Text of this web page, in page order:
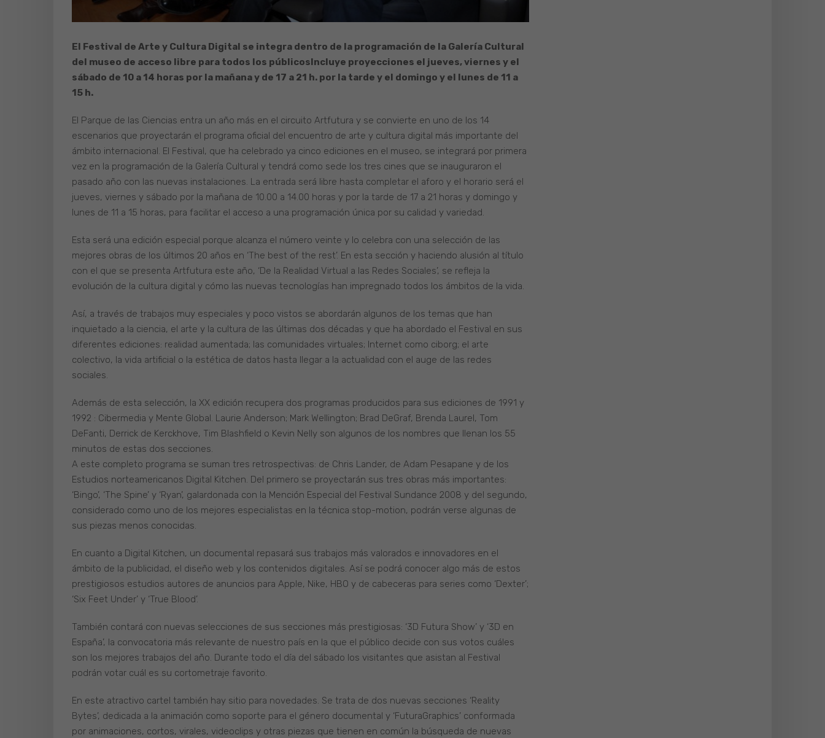
El Festival de Arte y Cultura Digital se integra dentro de la programación de la Galería Cultural
del museo de acceso libre para todos los públicos Incluye proyecciones el jueves, viernes y el
sábado de 10 a 14 horas por la mañana y de 17 a 21 h. por la tarde y el domingo y el lunes de 11 a
15 h.
El Parque de las Ciencias entra un año más en el circuito Artfutura y se convierte en uno de los 14
escenarios que proyectarán el programa oficial del encuentro de arte y cultura digital más importante del
ámbito internacional. El Festival, que ha celebrado ya cinco ediciones en el museo, se integrará por primera
vez en la programación de la Galería Cultural y tendrá como sede los tres cines que se inauguraron el
pasado año con las nuevas instalaciones. La entrada será libre hasta completar el aforo y el horario será el
jueves, viernes y sábado por la mañana de 10.00 a 14.00 horas y por la tarde de 17 a 21 horas y domingo y
lunes de 11 a 15 horas, para facilitar el acceso a una programación única por su calidad y variedad.
Esta será una edición especial porque alcanza el número veinte y lo celebra con una selección de las
mejores obras de los últimos 20 años en ‘The best of the rest’. En esta sección y haciendo alusión al título
con el que se presenta Artfutura este año, ‘De la Realidad Virtual a las Redes Sociales’, se refleja la
evolución de la cultura digital y cómo las nuevas tecnologías han impregnado todos los ámbitos de la vida.
Así, a través de trabajos muy especiales y poco vistos se abordarán algunos de los temas que han
inquietado a la ciencia, el arte y la cultura de las últimas dos décadas y que ha abordado el Festival en sus
diferentes ediciones: realidad aumentada; las comunidades virtuales; Internet como ciborg; el arte
colectivo, la vida artificial o la estética de datos hasta llegar a la actualidad con el auge de las redes
sociales.
Además de esta selección, la XX edición recupera dos programas producidos para sus ediciones de 1991 y
1992 : Cibermedia y Mente Global. Laurie Anderson; Mark Wellington; Brad DeGraf, Brenda Laurel, Tom
DeFanti, Derrick de Kerckhove, Tim Blashfield o Kevin Nelly son algunos de los nombres que llenan los 55
minutos de estas dos secciones.
A este completo programa se suman tres retrospectivas: de Chris Lander, de Adam Pesapane y de los
Estudios norteamericanos Digital Kitchen. Del primero se proyectarán sus tres obras más importantes:
‘Bingo’, ‘The Spine’ y ‘Ryan’, galardonada con la Mención Especial del Festival Sundance 2008 y del segundo,
considerado como uno de los mejores especialistas en la técnica stop-motion, podrán verse algunas de
sus piezas menos conocidas.
En cuanto a Digital Kitchen, un documental repasará sus trabajos más valorados e innovadores en el
ámbito de la publicidad, el diseño web y los contenidos digitales. Así se podrá conocer algo más de estos
prestigiosos estudios autores de anuncios para Apple, Nike, HBO y de cabeceras para series como ‘Dexter’;
‘Six Feet Under’ y ‘True Blood’.
También contará con nuevas selecciones de sus secciones más prestigiosas: ‘3D Futura Show’ y ‘3D en
España’, la convocatoria más relevante de nuestro país en la que el público decide con sus votos cuáles
son los mejores trabajos del año. Durante todo el día del sábado los visitantes que asistan al Festival
podrán votar cuál es su cortometraje favorito.
En este atractivo cartel también hay sitio para novedades. Se trata de dos nuevas secciones ‘Reality
Bytes’, dedicada a la animación como soporte para el género documental y ‘FuturaGraphics’ conformada
por animaciones, cortos, virales, videoclips y otras piezas que tienen en común la búsqueda de nuevas